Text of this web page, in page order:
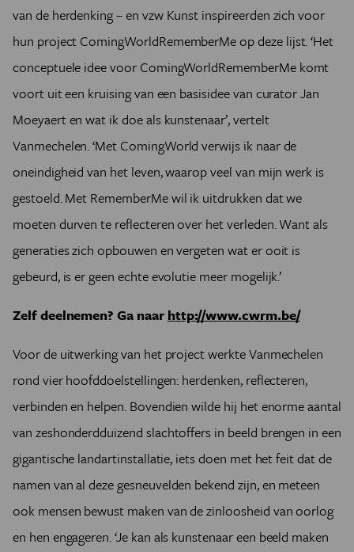
van de herdenking – en vzw Kunst inspireerden zich voor
hun project ComingWorldRememberMe op deze lijst. ‘Het
conceptuele idee voor ComingWorldRememberMe komt
voort uit een kruising van een basisidee van curator Jan
Moeyaert en wat ik doe als kunstenaar’, vertelt
Vanmechelen. ‘Met ComingWorld verwijs ik naar de
oneindigheid van het leven, waarop veel van mijn werk is
gestoeld. Met RememberMe wil ik uitdrukken dat we
moeten durven te reflecteren over het verleden. Want als
generaties zich opbouwen en vergeten wat er ooit is
gebeurd, is er geen echte evolutie meer mogelijk.’
Zelf deelnemen? Ga naar http://www.cwrm.be/
Voor de uitwerking van het project werkte Vanmechelen
rond vier hoofddoelstellingen: herdenken, reflecteren,
verbinden en helpen. Bovendien wilde hij het enorme aantal
van zeshonderdduizend slachtoffers in beeld brengen in een
gigantische landartinstallatie, iets doen met het feit dat de
namen van al deze gesneuvelden bekend zijn, en meteen
ook mensen bewust maken van de zinloosheid van oorlog
en hen engageren. ‘Je kan als kunstenaar een beeld maken